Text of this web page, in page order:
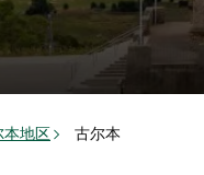
本地区 古尔本